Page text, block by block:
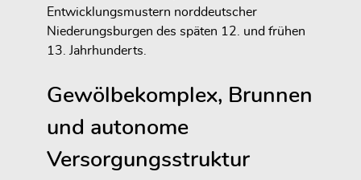
Entwicklungsmustern norddeutscher
Niederungsburgen des späten 12. und frühen
13. Jahrhunderts.
Gewölbekomplex, Brunnen
und autonome
Versorgungsstruktur